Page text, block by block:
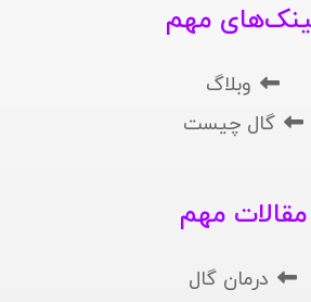
مهم
وبلاگ
گال چیست
مقالات مهم
درمان گال